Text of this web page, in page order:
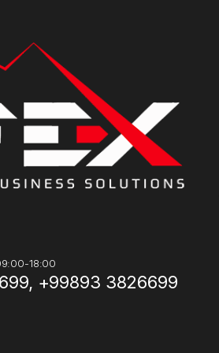
18:00
+99893 3826699